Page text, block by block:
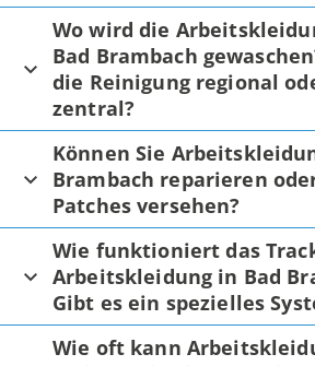
Wo wird die
Bad Brambach
die Reinigung regional
zentral?
Können Sie
Brambach reparieren
Patches versehen?
Wie funktioniert das
Arbeitskleidung in Bad
Gibt es ein spezielles
Wie oft kann